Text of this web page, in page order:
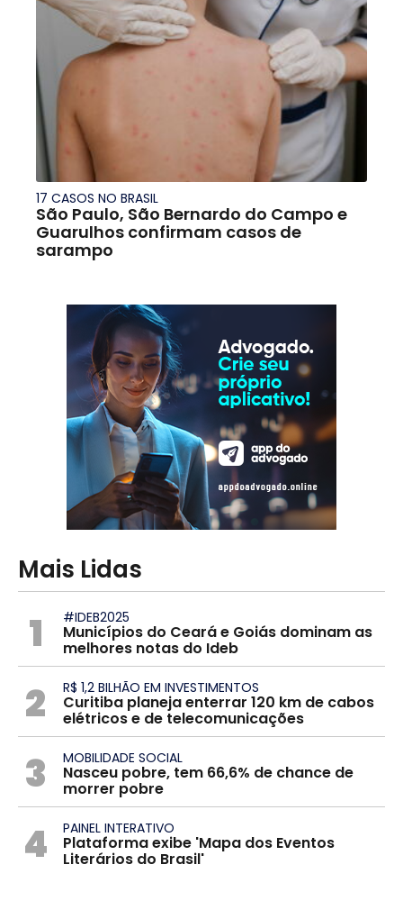
17 CASOS NO BRASIL
São Paulo, São Bernardo do Campo e
Guarulhos confirmam casos de
sarampo
Mais Lidas
1 #IDEB2025
Municípios do Ceará e Goiás dominam as
melhores notas do Ideb
2 R$ 1,2 BILHÃO EM INVESTIMENTOS
Curitiba planeja enterrar 120 km de cabos
elétricos e de telecomunicações
3 MOBILIDADE SOCIAL
Nasceu pobre, tem 66,6% de chance de
morrer pobre
4 PAINEL INTERATIVO
Plataforma exibe 'Mapa dos Eventos
Literários do Brasil'